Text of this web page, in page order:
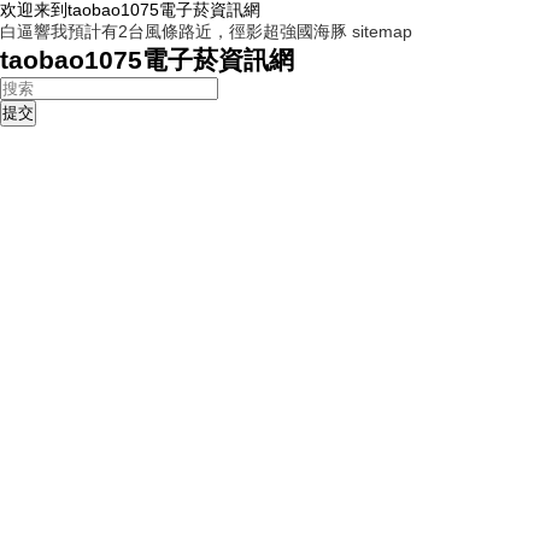
欢迎来到taobao1075電子菸資訊網
白逼響我預計有2台風條路近，徑影超強國海豚 sitemap
taobao1075電子菸資訊網